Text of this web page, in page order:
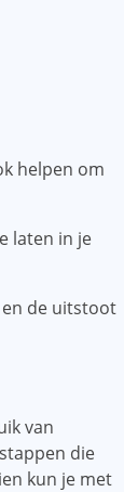
helpen om
laten in je
en de uitstoot
van
die
kun je met